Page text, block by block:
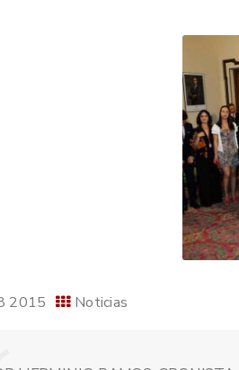
2015 Noticias